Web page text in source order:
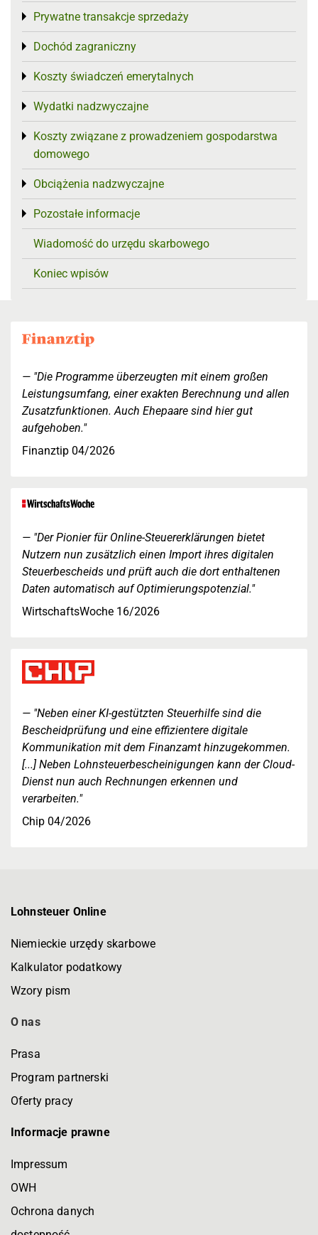
Prywatne transakcje sprzedaży
Toggle menu
Dochód zagraniczny
Toggle menu
Koszty świadczeń emerytalnych
Toggle menu
Wydatki nadzwyczajne
Toggle menu
Koszty związane z prowadzeniem gospodarstwa
domowego
Toggle menu
Obciążenia nadzwyczajne
Toggle menu
Pozostałe informacje
Toggle menu
Wiadomość do urzędu skarbowego
Koniec wpisów
"Die Programme überzeugten mit einem großen
Leistungsumfang, einer exakten Berechnung und allen
Zusatzfunktionen. Auch Ehepaare sind hier gut
aufgehoben."
Finanztip 04/2026
"Der Pionier für Online-Steuererklärungen bietet
Nutzern nun zusätzlich einen Import ihres digitalen
Steuerbescheids und prüft auch die dort enthaltenen
Daten automatisch auf Optimierungspotenzial."
WirtschaftsWoche 16/2026
"Neben einer KI-gestützten Steuerhilfe sind die
Bescheidprüfung und eine effizientere digitale
Kommunikation mit dem Finanzamt hinzugekommen.
[...] Neben Lohnsteuerbescheinigungen kann der Cloud-
Dienst nun auch Rechnungen erkennen und
verarbeiten."
Chip 04/2026
Lohnsteuer Online
Niemieckie urzędy skarbowe
Kalkulator podatkowy
Wzory pism
O nas
Prasa
Program partnerski
Oferty pracy
Informacje prawne
Impressum
OWH
Ochrona danych